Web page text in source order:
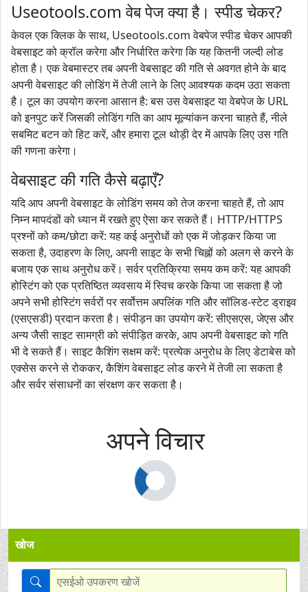
Useotools.com वेब पेज क्या है। स्पीड चेकर?
केवल एक क्लिक के साथ, Useotools.com वेबपेज स्पीड चेकर आपकी
वेबसाइट को क्रॉल करेगा और निर्धारित करेगा कि यह कितनी जल्दी लोड
होता है। एक वेबमास्टर तब अपनी वेबसाइट की गति से अवगत होने के बाद
अपनी वेबसाइट की लोडिंग में तेजी लाने के लिए आवश्यक कदम उठा सकता
है। टूल का उपयोग करना आसान है: बस उस वेबसाइट या वेबपेज के URL
को इनपुट करें जिसकी लोडिंग गति का आप मूल्यांकन करना चाहते हैं, नीले
सबमिट बटन को हिट करें, और हमारा टूल थोड़ी देर में आपके लिए उस गति
की गणना करेगा।
वेबसाइट की गति कैसे बढ़ाएँ?
यदि आप अपनी वेबसाइट के लोडिंग समय को तेज करना चाहते हैं, तो आप
निम्न मापदंडों को ध्यान में रखते हुए ऐसा कर सकते हैं। HTTP/HTTPS
प्रश्नों को कम/छोटा करें: यह कई अनुरोधों को एक में जोड़कर किया जा
सकता है, उदाहरण के लिए, अपनी साइट के सभी चिह्नों को अलग से करने के
बजाय एक साथ अनुरोध करें। सर्वर प्रतिक्रिया समय कम करें: यह आपकी
होस्टिंग को एक प्रतिष्ठित व्यवसाय में स्विच करके किया जा सकता है जो
अपने सभी होस्टिंग सर्वरों पर सर्वोत्तम अपलिंक गति और सॉलिड-स्टेट ड्राइव
(एसएसडी) प्रदान करता है। संपीड़न का उपयोग करें: सीएसएस, जेएस और
अन्य जैसी साइट सामग्री को संपीड़ित करके, आप अपनी वेबसाइट को गति
भी दे सकते हैं। साइट कैशिंग सक्षम करें: प्रत्येक अनुरोध के लिए डेटाबेस को
एक्सेस करने से रोककर, कैशिंग वेबसाइट लोड करने में तेजी ला सकता है
और सर्वर संसाधनों का संरक्षण कर सकता है।
अपने विचार
खोज